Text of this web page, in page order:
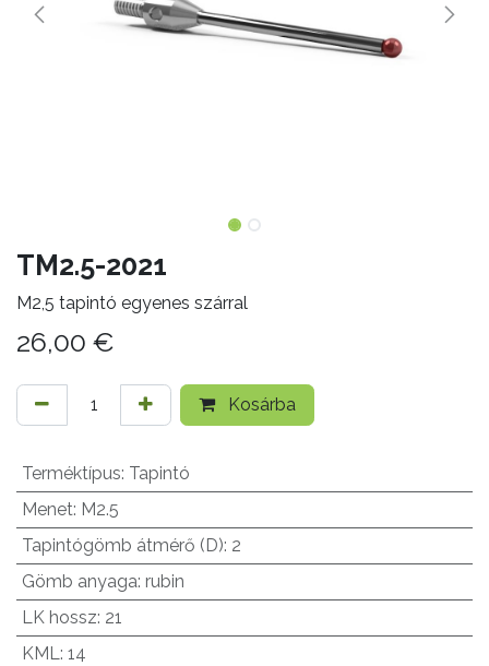
TM2.5-2021
M2,5 tapintó egyenes szárral
26,00 €
Kosárba
Terméktípus: Tapintó
Menet: M2.5
Tapintógömb átmérő (D): 2
Gömb anyaga: rubin
LK hossz: 21
KML: 14